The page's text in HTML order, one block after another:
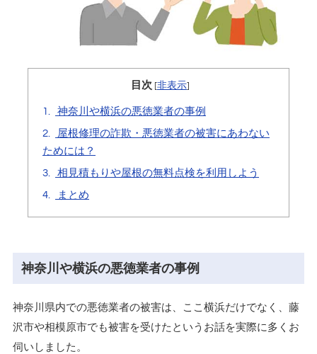
目次 [非表示]
1. 神奈川や横浜の悪徳業者の事例
2.
屋根修理の詐欺・悪徳業者の被害にあわない
ためには？
3. 相見積もりや屋根の無料点検を利用しよう
4. まとめ
神奈川や横浜の悪徳業者の事例
神奈川県内での悪徳業者の被害は、ここ横浜だけでなく、藤
沢市や相模原市でも被害を受けたというお話を実際に多くお
伺いしました。